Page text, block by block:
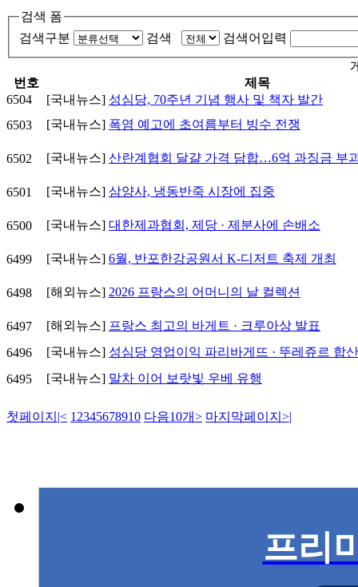
검색 폼
검색구분
검색 검색어입력
번호
제목
6504
[국내뉴스] 성심당, 70주년 기념 행사 및 책자 발간
6503
[국내뉴스] 폭염 예고에 초여름부터 빙수 전쟁
6502 [국내뉴스] 산란계협회 달걀 가격 담합…6억 과징금 부
6501 [국내뉴스] 삼양사, 냉동반죽 시장에 집중
6500 [국내뉴스] 대한제과협회, 제당 · 제분사에 손배소
6499 [국내뉴스] 6월, 반포한강공원서 K-디저트 축제 개최
6498 [해외뉴스] 2026 프랑스의 어머니의 날 컬렉션
6497 [해외뉴스] 프랑스 최고의 바게트 · 크루아상 발표
6496
[국내뉴스] 성심당 영업이익 파리바게뜨 · 뚜레쥬르 합
6495
[국내뉴스] 말차 이어 보랏빛 우베 유행
첫페이지 |< 1 2345678910 다음10개> 마지막페이지 >|
프리